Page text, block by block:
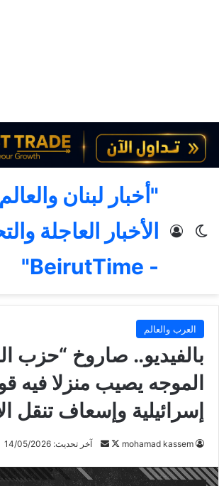
"أخبار لبنان
الأخبار العاجلة
- BeirutTime"
الوضع المظلم
تسجيل الدخول
العرب والعالم
بالفيديو.. صاروخ “حزب
الموجه يصيب منزلا فيه
إسرائيلية وإسعاف تنقل
mohamad kassem
تابع
X
أرسل
إلكترونيا
آخر تحديث: 14/05/2026
مشغل
الفيديو